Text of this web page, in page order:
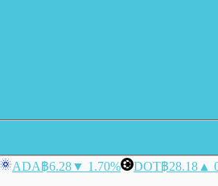
ADA฿6.28▼ 1.70% DOT฿28.18 ▲